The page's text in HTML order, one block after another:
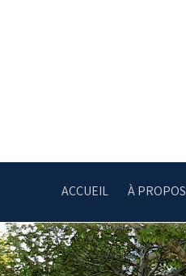
ACCUEIL À PROPOS